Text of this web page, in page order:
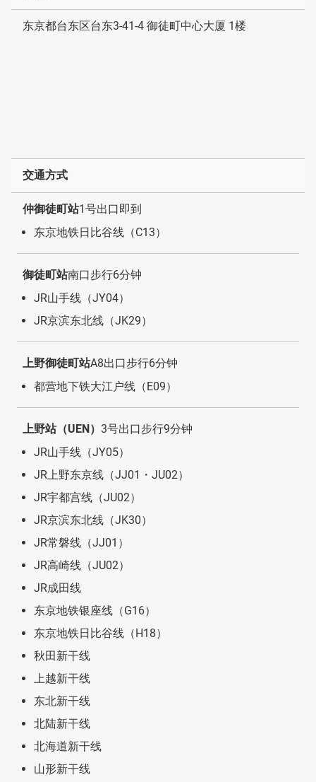
东京都台东区台东3-41-4 御徒町中心大厦 1楼
交通方式
仲御徒町站1号出口即到
东京地铁日比谷线（C13）
御徒町站南口步行6分钟
JR山手线（JY04）
JR京滨东北线（JK29）
上野御徒町站A8出口步行6分钟
都营地下铁大江户线（E09）
上野站（UEN） 3号出口步行9分钟
JR山手线（JY05）
JR上野东京线（JJ01・JU02）
JR宇都宫线（JU02）
JR京滨东北线（JK30）
JR常磐线（JJ01）
JR高崎线（JU02）
JR成田线
东京地铁银座线（G16）
东京地铁日比谷线（H18）
秋田新干线
上越新干线
东北新干线
北陆新干线
北海道新干线
山形新干线